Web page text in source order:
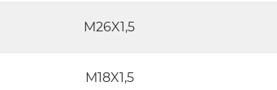
M26X1,5
M18X1,5